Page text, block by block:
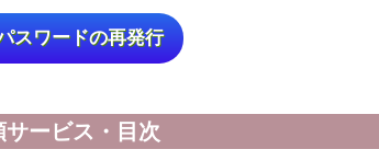
スワードの再発行
ービス・目次